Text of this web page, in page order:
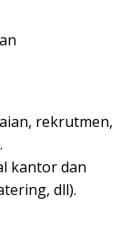
rekrutmen,
kantor dan
dll).